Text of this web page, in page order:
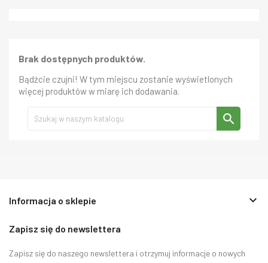
Brak dostępnych produktów.
Bądźcie czujni! W tym miejscu zostanie wyświetlonych
więcej produktów w miarę ich dodawania.
search
Informacja o sklepie keyboard_arrow_down
Zapisz się do newslettera
Zapisz się do naszego newslettera i otrzymuj informacje o nowych